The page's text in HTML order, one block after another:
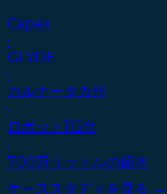
Capex
·
GLYDE
·
カルナータカ州
·
ロボット115台
·
700万リットルの節水
ケーススタディを見る →